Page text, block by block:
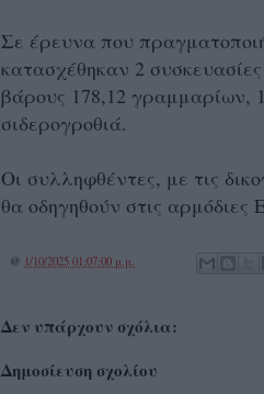
Σε έρευνα που
κατασχέθηκαν 2
βάρους 178,12 γραμμαρίων,
σιδερογροθιά.
Οι συλληφθέντες, με τις
θα οδηγηθούν στις αρμόδιες
@ 1/10/2025 01:07:00 μ.μ.
Δεν υπάρχουν σχόλια:
Δημοσίευση σχολίου